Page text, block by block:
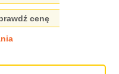
cenę